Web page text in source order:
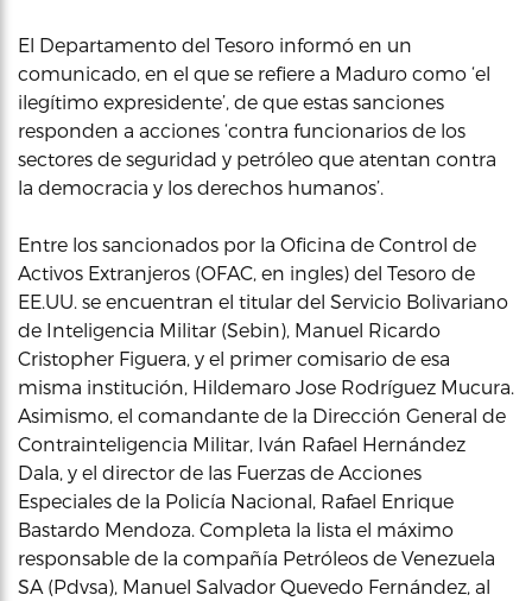
El Departamento del Tesoro informó en un
comunicado, en el que se refiere a Maduro como ‘el
ilegítimo expresidente’, de que estas sanciones
responden a acciones ‘contra funcionarios de los
sectores de seguridad y petróleo que atentan contra
la democracia y los derechos humanos’.
Entre los sancionados por la Oficina de Control de
Activos Extranjeros (OFAC, en ingles) del Tesoro de
EE.UU. se encuentran el titular del Servicio Bolivariano
de Inteligencia Militar (Sebin), Manuel Ricardo
Cristopher Figuera, y el primer comisario de esa
misma institución, Hildemaro Jose Rodríguez Mucura.
Asimismo, el comandante de la Dirección General de
Contrainteligencia Militar, Iván Rafael Hernández
Dala, y el director de las Fuerzas de Acciones
Especiales de la Policía Nacional, Rafael Enrique
Bastardo Mendoza. Completa la lista el máximo
responsable de la compañía Petróleos de Venezuela
SA (Pdvsa), Manuel Salvador Quevedo Fernández, al